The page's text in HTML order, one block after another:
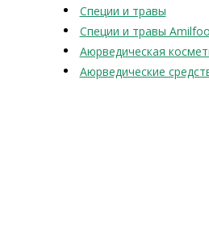
Специи и травы
Специи и травы
Аюрведическая
Аюрведические